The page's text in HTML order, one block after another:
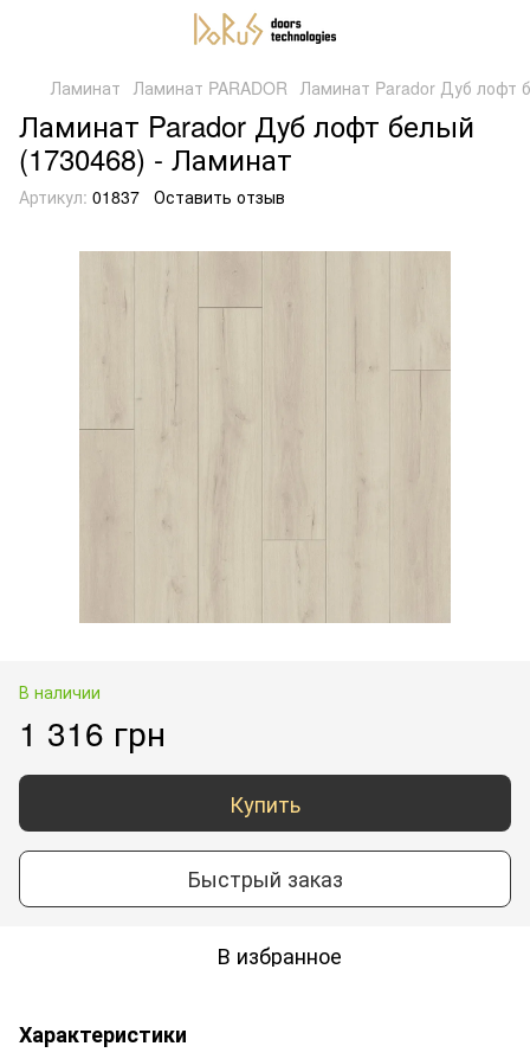
Ламинат Ламинат PARADOR Ламинат Parador Дуб лофт
Ламинат Parador Дуб лофт белый
(1730468) - Ламинат
Артикул: 01837 Оставить отзыв
В наличии
1 316 грн
Купить
Быстрый заказ
В избранное
Характеристики